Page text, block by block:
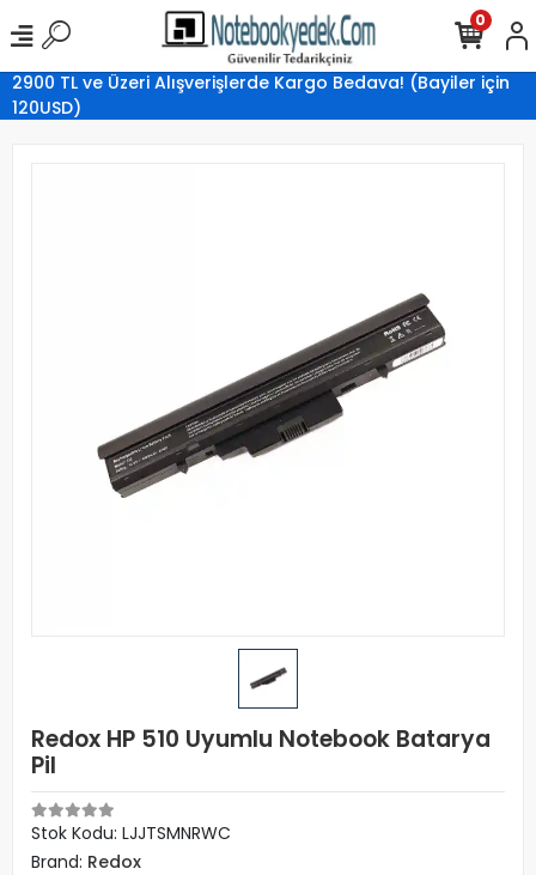
2900 TL ve Üzeri Alışverişlerde Kargo Bedava! (Bayiler için
120USD)
0
Redox HP 510 Uyumlu Notebook Batarya
Pil
Stok Kodu: LJJTSMNRWC
Brand: Redox